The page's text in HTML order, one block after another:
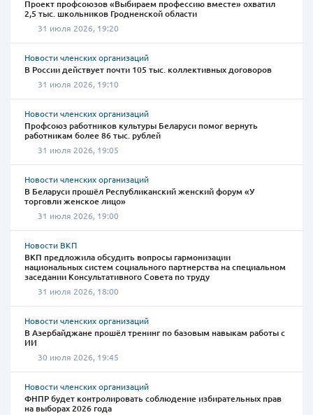
Проект профсоюзов «Выбираем профессию вместе» охватил
2,5 тыс. школьников Гродненской области
31 июля 2026, 19:20
Новости членских организаций
В России действует почти 105 тыс. коллективных договоров
31 июля 2026, 19:10
Новости членских организаций
Профсоюз работников культуры Беларуси помог вернуть
работникам более 86 тыс. рублей
31 июля 2026, 19:05
Новости членских организаций
В Беларуси прошёл Республиканский женский форум «У
торговли женское лицо»
31 июля 2026, 19:00
Новости ВКП
ВКП предложила обсудить вопросы гармонизации
национальных систем социального партнерства на специальном
заседании Консультативного Совета по труду
31 июля 2026, 18:00
Новости членских организаций
В Азербайджане прошёл тренинг по базовым навыкам работы с
ИИ
30 июля 2026, 19:45
Новости членских организаций
ФНПР будет контролировать соблюдение избирательных прав
на выборах 2026 года